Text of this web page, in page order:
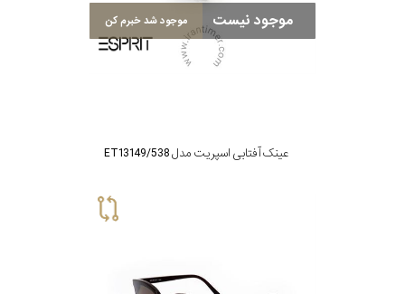
موجود نیست موجود شد خبرم کن
عینک آفتابی اسپریت مدل ET13149/538